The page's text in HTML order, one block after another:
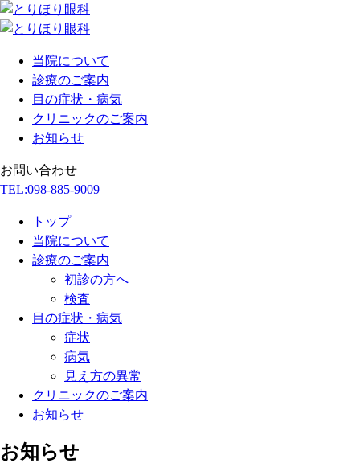
当院について
診療のご案内
目の症状・病気
クリニックのご案内
お知らせ
お問い合わせ
TEL:098-885-9009
トップ
当院について
診療のご案内
初診の方へ
検査
目の症状・病気
症状
病気
見え方の異常
クリニックのご案内
お知らせ
お知らせ